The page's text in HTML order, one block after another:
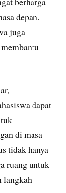
depan.
juga
dapat
di masa
tidak hanya
ruang untuk
langkah